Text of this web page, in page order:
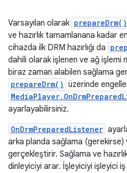
Varsayılan olarak prepareDrm()
ve hazırlık tamamlanana kadar
cihazda ilk DRM hazırlığı da
dahili olarak işlenen ve ağ işlemi
biraz zaman alabilen sağlama
prepareDrm() üzerinde
ayarlayabilirsiniz.
OnDrmPreparedListener
arka planda sağlama (gerekirse)
gerçekleştirir. Sağlama ve
dinleyiciyi arar. İşleyiciyi işleyici iş